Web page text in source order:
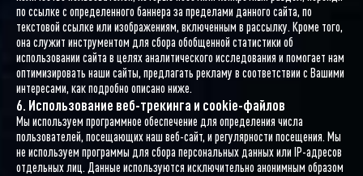
по ссылке с определенного баннера за пределами данного сайта, по
текстовой ссылке или изображениям, включенным в рассылку. Кроме того,
она служит инструментом для сбора обобщенной статистики об
использовании сайта в целях аналитического исследования и помогает нам
оптимизировать наши сайты, предлагать рекламу в соответствии с Вашими
интересами, как подробно описано ниже.
6. Использование веб-трекинга и cookie-файлов
Мы используем программное обеспечение для определения числа
пользователей, посещающих наш веб-сайт, и регулярности посещения. Мы
не используем программы для сбора персональных данных или IP-адресов
отдельных лиц. Данные используются исключительно анонимным образом